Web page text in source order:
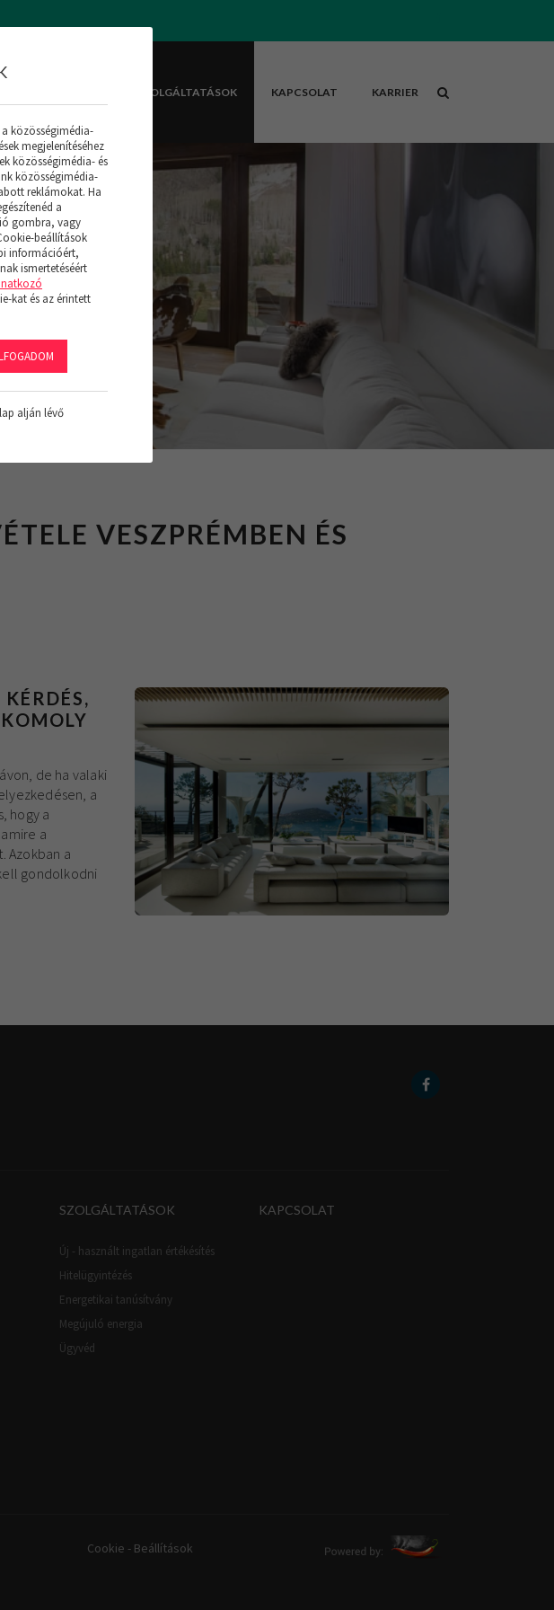
SZOLGÁLTATÁSOK KAPCSOLAT KARRIER
VESZPRÉMBEN ÉS
de ha valaki
a
hogy a
a
Azokban a
gondolkodni
SZOLGÁLTATÁSOK
Új - használt ingatlan értékésítés
Hitelügyintézés
Energetikai tanúsítvány
Megújuló energia
Ügyvéd
KAPCSOLAT
Cookie - Beállítások
közösségimédia-
megjelenítéséhez
közösségimédia- és
közösségimédia-
reklámokat. Ha
a
gombra, vagy
beállítások
információért,
ismertetéséért
kat és az érintett
alján lévő